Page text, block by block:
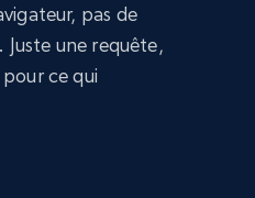
pas de
une requête,
ce qui